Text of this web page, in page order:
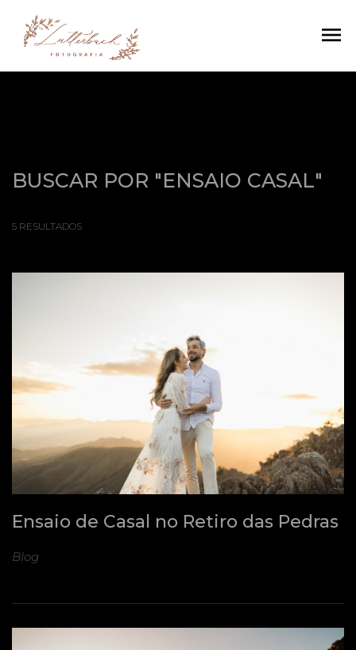
menu
BUSCAR POR "ENSAIO CASAL"
5 RESULTADOS
Ensaio de Casal no Retiro das Pedras
Blog